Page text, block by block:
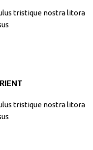
tristique nostra litora
tristique nostra litora